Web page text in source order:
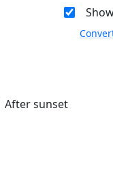
After sunset